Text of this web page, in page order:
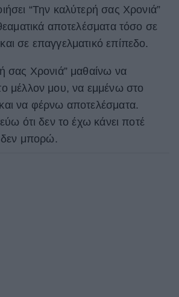
“Την καλύτερή σας Χρονιά”
αποτελέσματα τόσο σε
σε επαγγελματικό επίπεδο.
σας Χρονιά” μαθαίνω να
μέλλον μου, να εμμένω στο
να φέρνω αποτελέσματα.
ότι δεν το έχω κάνει ποτέ
δεν μπορώ.